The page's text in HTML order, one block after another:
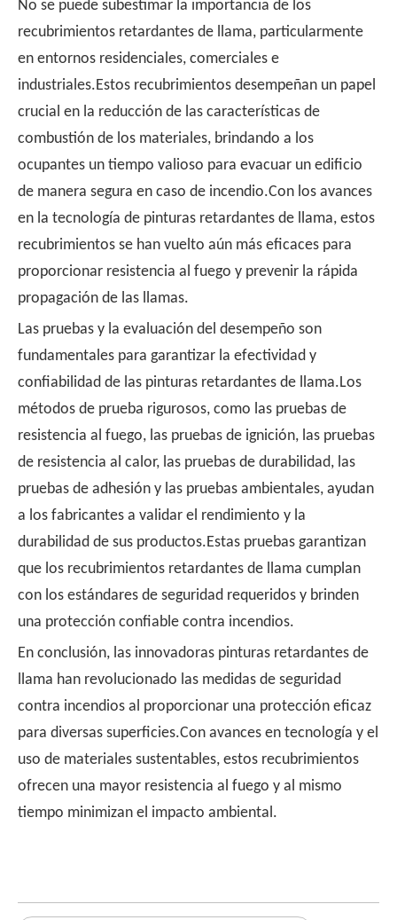
No se puede subestimar la importancia de los
recubrimientos retardantes de llama, particularmente
en entornos residenciales, comerciales e
industriales.Estos recubrimientos desempeñan un papel
crucial en la reducción de las características de
combustión de los materiales, brindando a los
ocupantes un tiempo valioso para evacuar un edificio
de manera segura en caso de incendio.Con los avances
en la tecnología de pinturas retardantes de llama, estos
recubrimientos se han vuelto aún más eficaces para
proporcionar resistencia al fuego y prevenir la rápida
propagación de las llamas.
Las pruebas y la evaluación del desempeño son
fundamentales para garantizar la efectividad y
confiabilidad de las pinturas retardantes de llama.Los
métodos de prueba rigurosos, como las pruebas de
resistencia al fuego, las pruebas de ignición, las pruebas
de resistencia al calor, las pruebas de durabilidad, las
pruebas de adhesión y las pruebas ambientales, ayudan
a los fabricantes a validar el rendimiento y la
durabilidad de sus productos.Estas pruebas garantizan
que los recubrimientos retardantes de llama cumplan
con los estándares de seguridad requeridos y brinden
una protección confiable contra incendios.
En conclusión, las innovadoras pinturas retardantes de
llama han revolucionado las medidas de seguridad
contra incendios al proporcionar una protección eficaz
para diversas superficies.Con avances en tecnología y el
uso de materiales sustentables, estos recubrimientos
ofrecen una mayor resistencia al fuego y al mismo
tiempo minimizan el impacto ambiental.